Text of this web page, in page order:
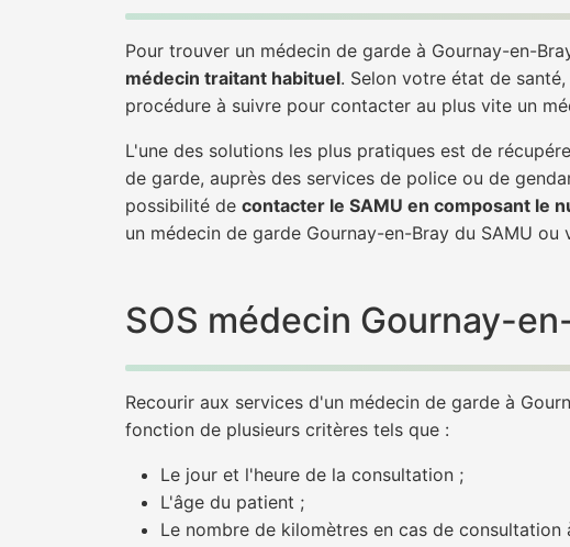
Pour trouver un médecin de garde à Gournay-en-
médecin traitant habituel. Selon votre état de
procédure à suivre pour contacter au plus vite un
L'une des solutions les plus pratiques est de
de garde, auprès des services de police ou de
possibilité de contacter le SAMU en composant le
un médecin de garde Gournay-en-Bray du SAMU
SOS médecin Gournay-
Recourir aux services d'un médecin de garde à
fonction de plusieurs critères tels que :
Le jour et l'heure de la consultation ;
L'âge du patient ;
Le nombre de kilomètres en cas de consultation